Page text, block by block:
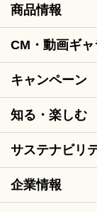
商品情報
CM・動画ギ
キャンペーン
知る・楽しむ
サステナビリ
企業情報